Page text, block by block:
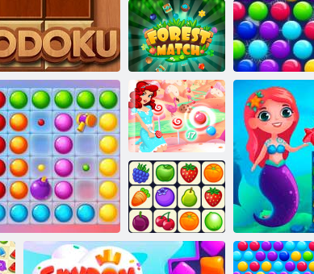
Woodoku
Jewels Blitz 4
Contes de jardin
3
Match de forêt
Smarty Bubbles
Xmas Edition
Bonbons Bubble